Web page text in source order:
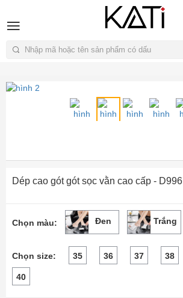
Tìm kiếm
Dép cao gót gót sọc vằn cao cấp - D996
Chọn màu: Đen Trắng
Chọn size: 35 36 37 38
40